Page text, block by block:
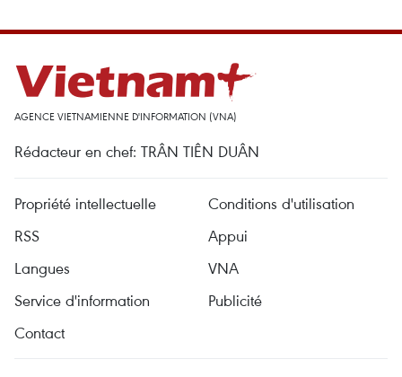
AGENCE VIETNAMIENNE D'INFORMATION (VNA)
Rédacteur en chef: TRÂN TIÊN DUÂN
Propriété intellectuelle
Conditions d'utilisation
RSS
Appui
Langues
VNA
Service d'information
Publicité
Contact